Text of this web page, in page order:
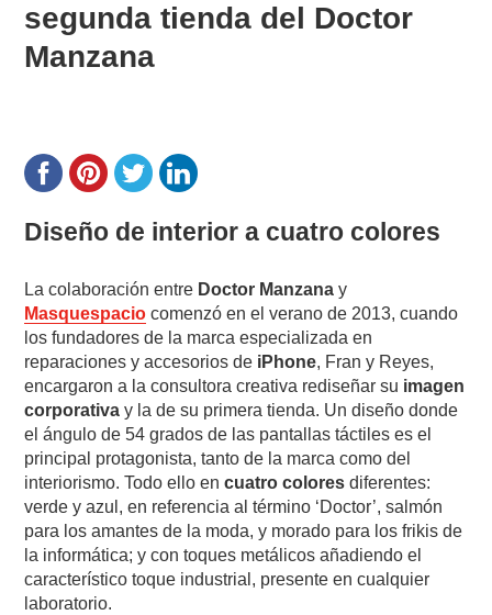
segunda tienda del Doctor
Manzana
Diseño de interior a cuatro colores
La colaboración entre Doctor Manzana y
Masquespacio comenzó en el verano de 2013, cuando
los fundadores de la marca especializada en
reparaciones y accesorios de iPhone, Fran y Reyes,
encargaron a la consultora creativa rediseñar su imagen
corporativa y la de su primera tienda. Un diseño donde
el ángulo de 54 grados de las pantallas táctiles es el
principal protagonista, tanto de la marca como del
interiorismo. Todo ello encuatro colores diferentes:
verde y azul, en referencia al término ‘Doctor’, salmón
para los amantes de la moda, y morado para los frikis de
la informática; y con toques metálicos añadiendo el
característico toque industrial, presente en cualquier
laboratorio.